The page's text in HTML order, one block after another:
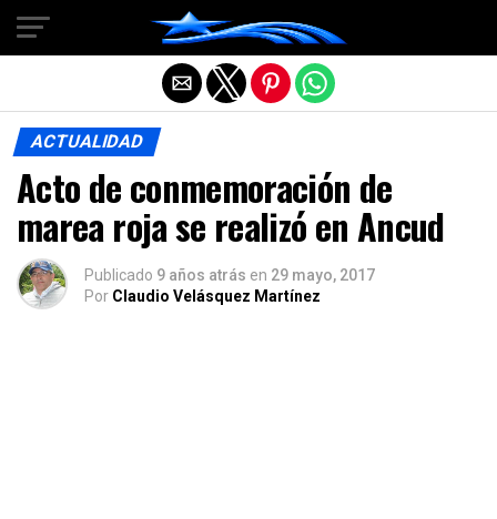
ACTUALIDAD
Acto de conmemoración de
marea roja se realizó en Ancud
Publicado 9 años atrás en 29 mayo, 2017
Por Claudio Velásquez Martínez
Salir de la versión móvil